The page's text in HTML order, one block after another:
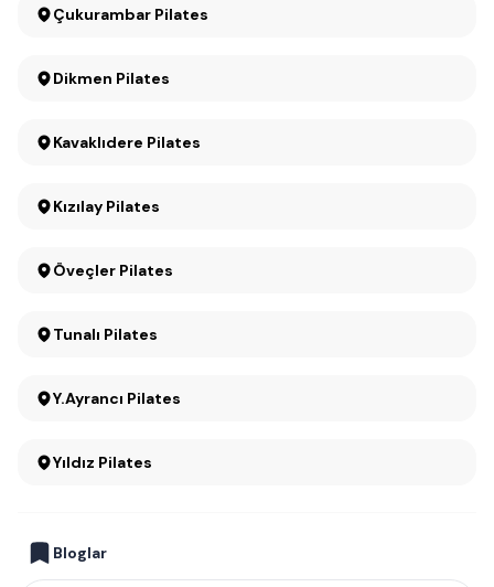
Çukurambar Pilates
Dikmen Pilates
Kavaklıdere Pilates
Kızılay Pilates
Öveçler Pilates
Tunalı Pilates
Y.Ayrancı Pilates
Yıldız Pilates
Bloglar